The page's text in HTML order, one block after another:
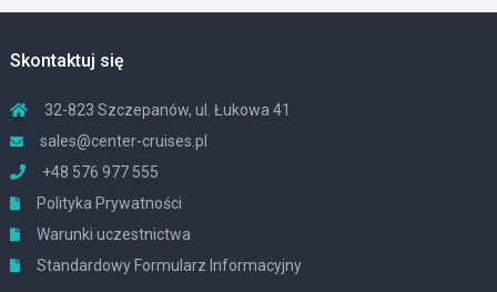
Skontaktuj się
32-823 Szczepanów, ul. Łukowa 41
sales@center-cruises.pl
+48 576 977 555
Polityka Prywatności
Warunki uczestnictwa
Standardowy Formularz Informacyjny